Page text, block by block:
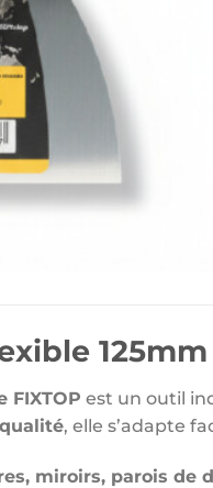
125mm
FIXTOP est un outil
, elle s’adapte
miroirs, parois de